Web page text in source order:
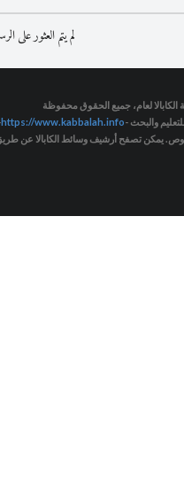
لم يتم العثور على
الكابالا لعام، جميع الحقوق محفوظة
والبحث -https://www.kabbalah.info
يمكن تصفح أرشيف وسائط الكابالا عن